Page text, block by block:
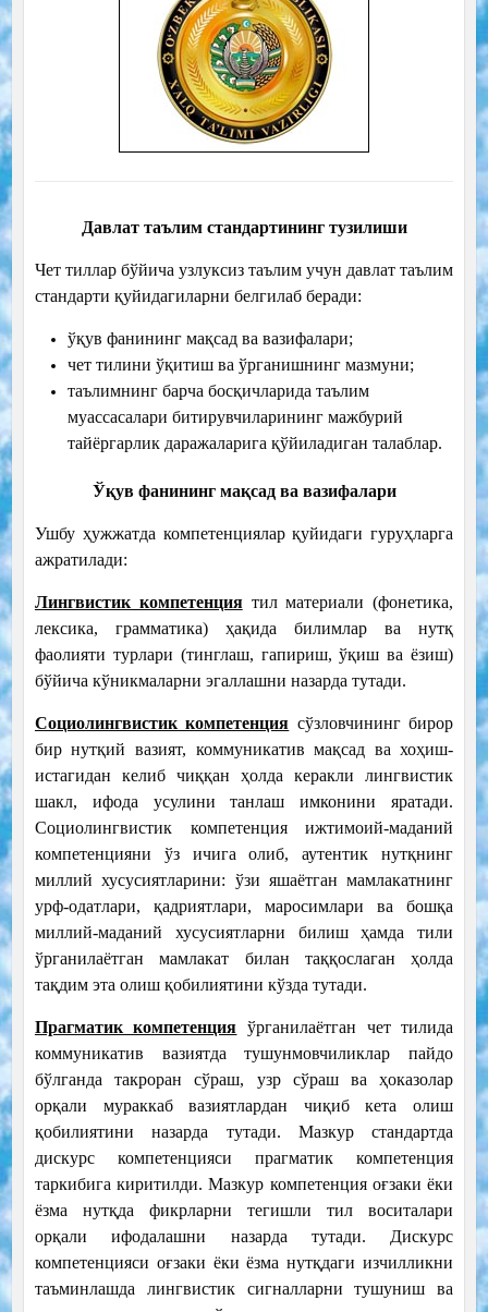
Давлат таълим стандартининг тузилиши
Чет тиллар бўйича узлуксиз таълим учун давлат таълим
стандарти қуйидагиларни белгилаб беради:
ўқув фанининг мақсад ва вазифалари;
чет тилини ўқитиш ва ўрганишнинг мазмуни;
таълимнинг барча босқичларида таълим
муассасалари битирувчиларининг мажбурий
тайёргарлик даражаларига қўйиладиган талаблар.
Ўқув фанининг мақсад ва вазифалари
Ушбу ҳужжатда компетенциялар қуйидаги гуруҳларга
ажратилади:
Лингвистик компетенциятил материали (фонетика,
лексика, грамматика) ҳақида билимлар ва нутқ
фаолияти турлари (тинглаш, гапириш, ўқиш ва ёзиш)
бўйича кўникмаларни эгаллашни назарда тутади.
Социолингвистик компетенция сўзловчининг бирор
бир нутқий вазият, коммуникатив мақсад ва хоҳиш-
истагидан келиб чиққан ҳолда керакли лингвистик
шакл, ифода усулини танлаш имконини яратади.
Социолингвистик компетенция ижтимоий-маданий
компетенцияни ўз ичига олиб, аутентик нутқнинг
миллий хусусиятларини: ўзи яшаётган мамлакатнинг
урф-одатлари, қадриятлари, маросимлари ва бошқа
миллий-маданий хусусиятларни билиш ҳамда тили
ўрганилаётган мамлакат билан таққослаган ҳолда
тақдим эта олиш қобилиятини кўзда тутади.
Прагматик компетенция ўрганилаётган чет тилида
коммуникатив вазиятда тушунмовчиликлар пайдо
бўлганда такроран сўраш, узр сўраш ва ҳоказолар
орқали мураккаб вазиятлардан чиқиб кета олиш
қобилиятини назарда тутади. Мазкур стандартда
дискурс компетенцияси прагматик компетенция
таркибига киритилди. Мазкур компетенция оғзаки ёки
ёзма нутқда фикрларни тегишли тил воситалари
орқали ифодалашни назарда тутади. Дискурс
компетенцияси оғзаки ёки ёзма нутқдаги изчилликни
таъминлашда лингвистик сигналларни тушуниш ва